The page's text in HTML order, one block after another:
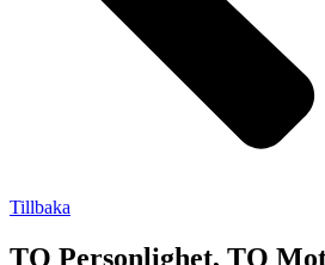
Tillbaka
TQ Personlighet, TQ